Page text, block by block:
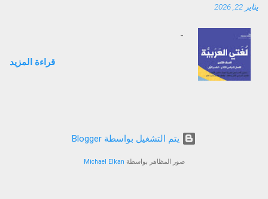
يناير 22, 2026
قراءة المزيد
‏يتم التشغيل بواسطة Blogger
صور المظاهر بواسطةMichael Elkan